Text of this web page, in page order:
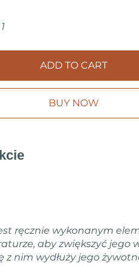
swojemu wnętrzu odrobinę
ADD TO CART
BUY NOW
ręcznie wykonanym
aby zwiększyć jego
z nim wydłuży jego